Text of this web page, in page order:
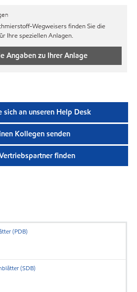
Wegweisers finden Sie die
Ihre speziellen Anlagen.
Angaben zu Ihrer Anlage
sich an unseren Help Desk
Kollegen senden
finden
(PDB)
(SDB)